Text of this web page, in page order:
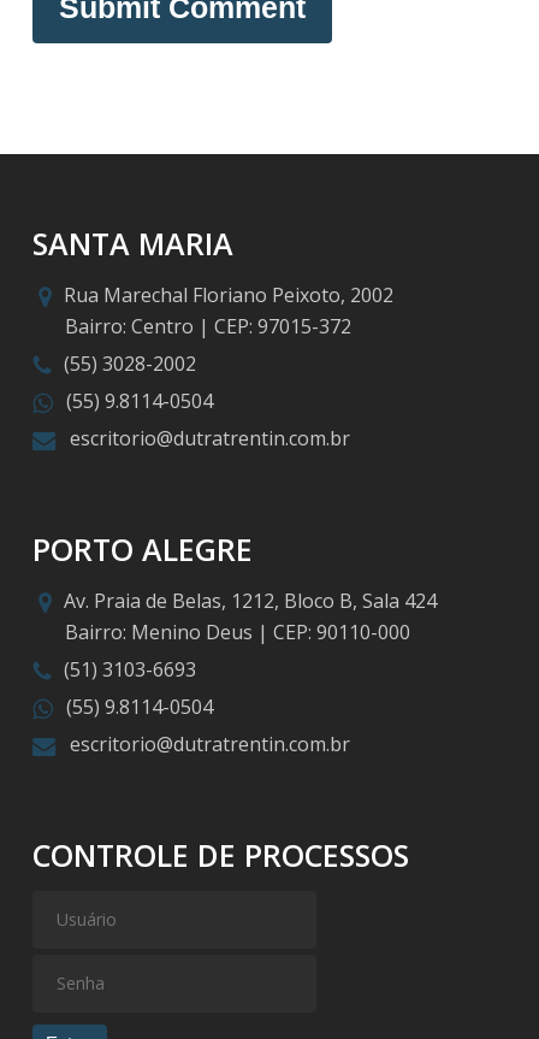
SANTA MARIA
Rua Marechal Floriano Peixoto, 2002
Bairro: Centro | CEP: 97015-372
(55) 3028-2002
(55) 9.8114-0504
escritorio@dutratrentin.com.br
PORTO ALEGRE
Av. Praia de Belas, 1212, Bloco B, Sala 424
Bairro: Menino Deus | CEP: 90110-000
(51) 3103-6693
(55) 9.8114-0504
escritorio@dutratrentin.com.br
CONTROLE DE PROCESSOS